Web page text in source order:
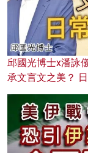
邱國光博士x潘詠
承文言文之美？